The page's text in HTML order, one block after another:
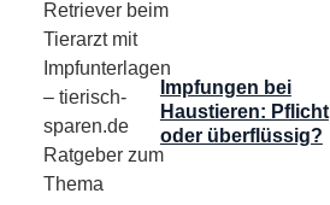
Impfungen bei
Haustieren: Pflicht
oder überflüssig?